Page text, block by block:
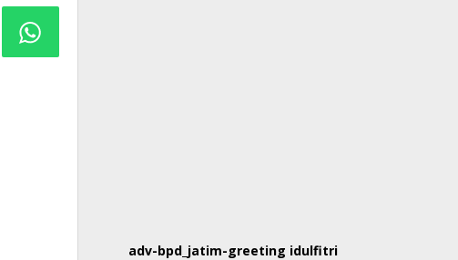
adv-bpd_jatim-greeting idulfitri